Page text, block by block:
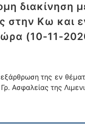
διακίνηση
στην Κω και
(10-11-
της εν
Ασφαλείας της